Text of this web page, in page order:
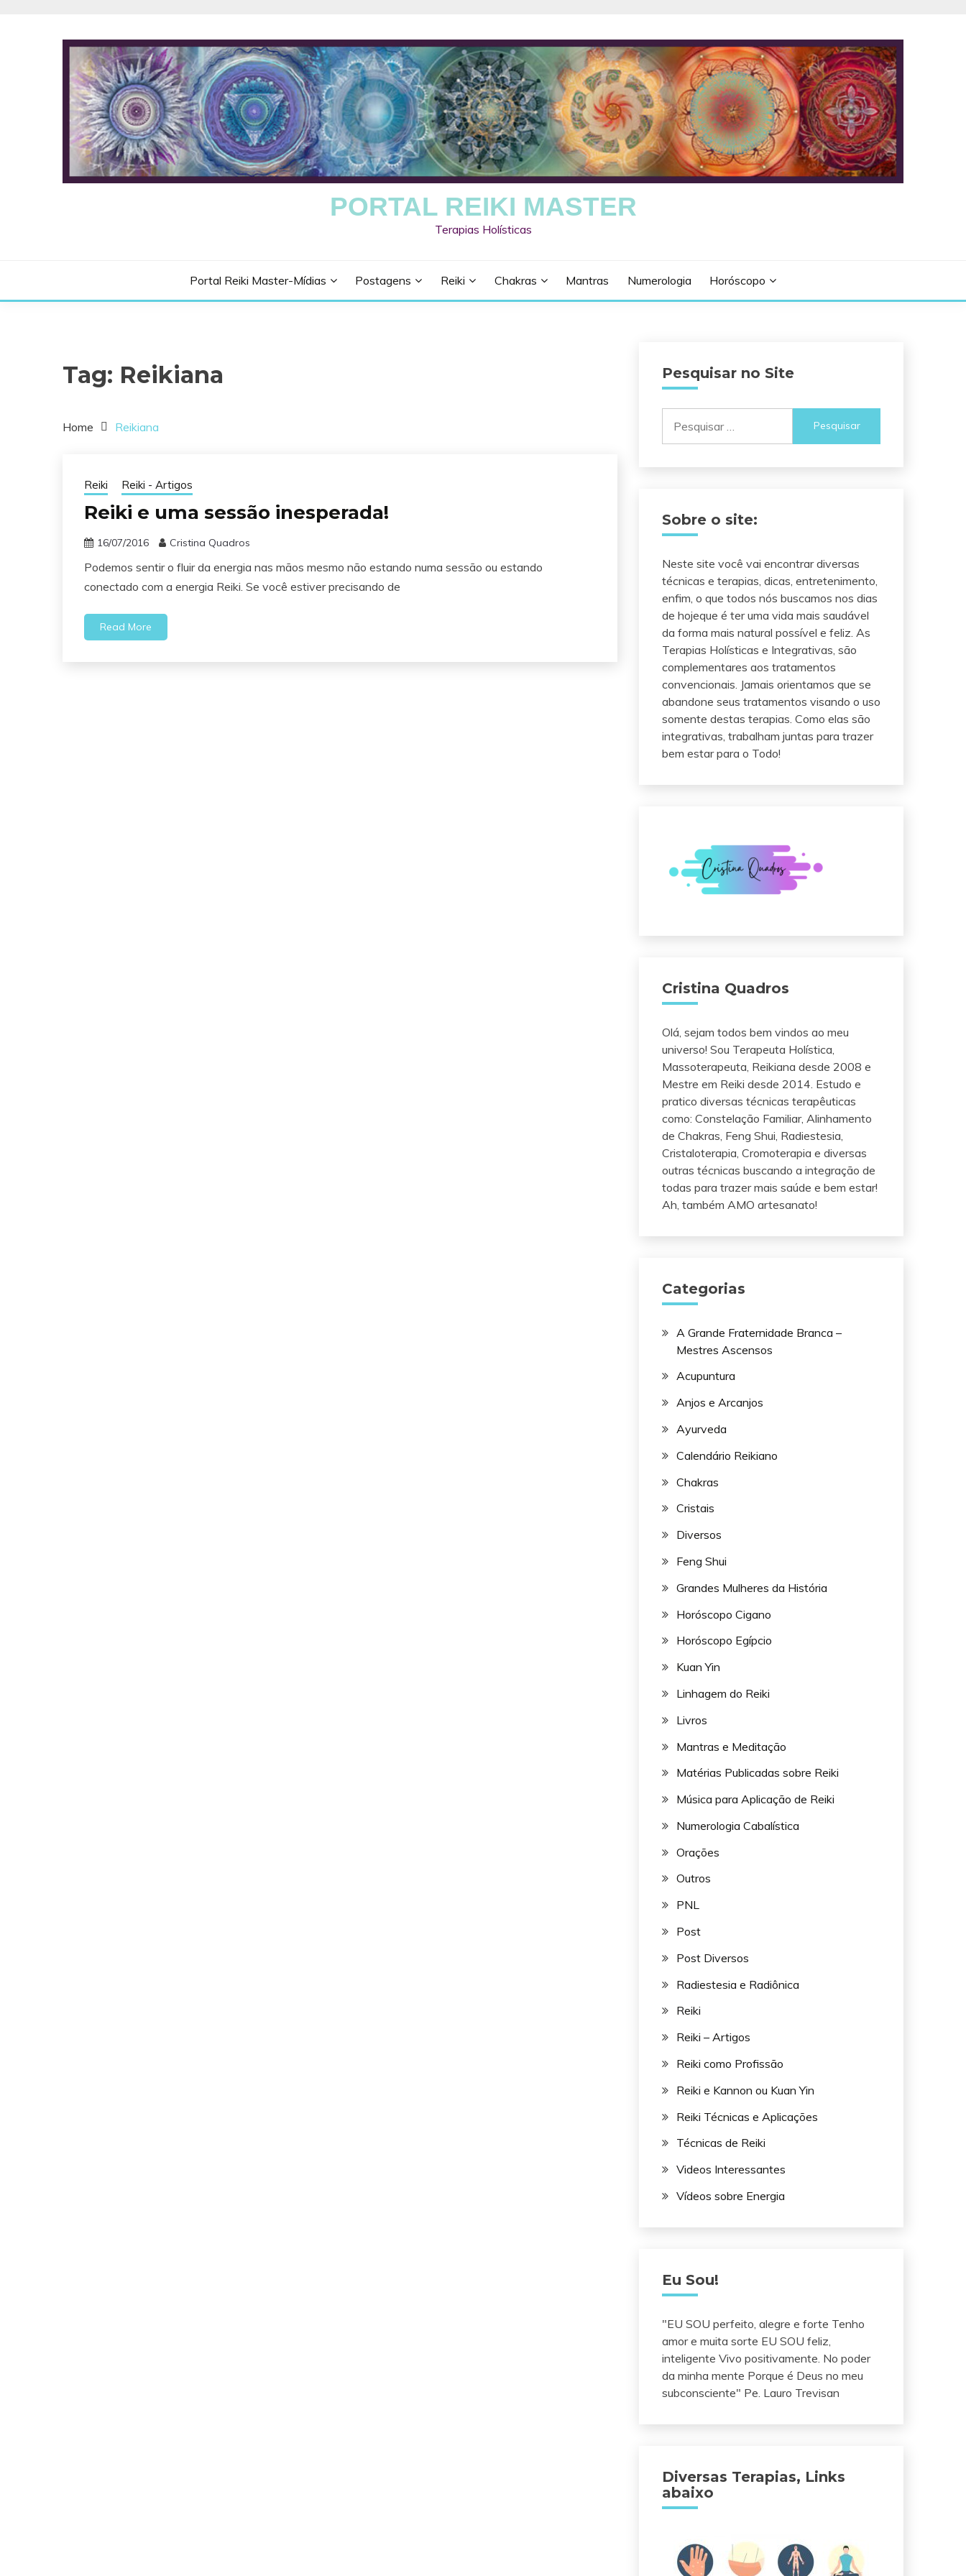
PORTAL REIKI MASTER
Terapias Holísticas
Portal Reiki Master-Mídias Postagens Reiki Chakras Mantras Numerologia Horóscopo
Tag: Reikiana
Home Reikiana
Reiki Reiki - Artigos
Reiki e uma sessão inesperada!
16/07/2016 Cristina Quadros
Podemos sentir o fluir da energia nas mãos mesmo não estando numa sessão ou estando
conectado com a energia Reiki. Se você estiver precisando de
Read More
Pesquisar no Site
por:
Sobre o site:
Neste site você vai encontrar diversas
técnicas e terapias, dicas, entretenimento,
enfim, o que todos nós buscamos nos dias
de hojeque é ter uma vida mais saudável
da forma mais natural possível e feliz. As
Terapias Holísticas e Integrativas, são
complementares aos tratamentos
convencionais. Jamais orientamos que se
abandone seus tratamentos visando o uso
somente destas terapias. Como elas são
integrativas, trabalham juntas para trazer
bem estar para o Todo!
Cristina Quadros
Olá, sejam todos bem vindos ao meu
universo! Sou Terapeuta Holística,
Massoterapeuta, Reikiana desde 2008 e
Mestre em Reiki desde 2014. Estudo e
pratico diversas técnicas terapêuticas
como: Constelação Familiar, Alinhamento
de Chakras, Feng Shui, Radiestesia,
Cristaloterapia, Cromoterapia e diversas
outras técnicas buscando a integração de
todas para trazer mais saúde e bem estar!
Ah, também AMO artesanato!
Categorias
A Grande Fraternidade Branca –
Mestres Ascensos
Acupuntura
Anjos e Arcanjos
Ayurveda
Calendário Reikiano
Chakras
Cristais
Diversos
Feng Shui
Grandes Mulheres da História
Horóscopo Cigano
Horóscopo Egípcio
Kuan Yin
Linhagem do Reiki
Livros
Mantras e Meditação
Matérias Publicadas sobre Reiki
Música para Aplicação de Reiki
Numerologia Cabalística
Orações
Outros
PNL
Post
Post Diversos
Radiestesia e Radiônica
Reiki
Reiki – Artigos
Reiki como Profissão
Reiki e Kannon ou Kuan Yin
Reiki Técnicas e Aplicações
Técnicas de Reiki
Videos Interessantes
Vídeos sobre Energia
Eu Sou!
"EU SOU perfeito, alegre e forte Tenho
amor e muita sorte EU SOU feliz,
inteligente Vivo positivamente. No poder
da minha mente Porque é Deus no meu
subconsciente" Pe. Lauro Trevisan
Diversas Terapias, Links
abaixo